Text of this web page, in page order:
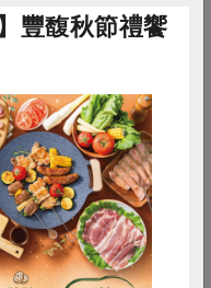
減硝酸鹽
買
豐馥秋節禮饗